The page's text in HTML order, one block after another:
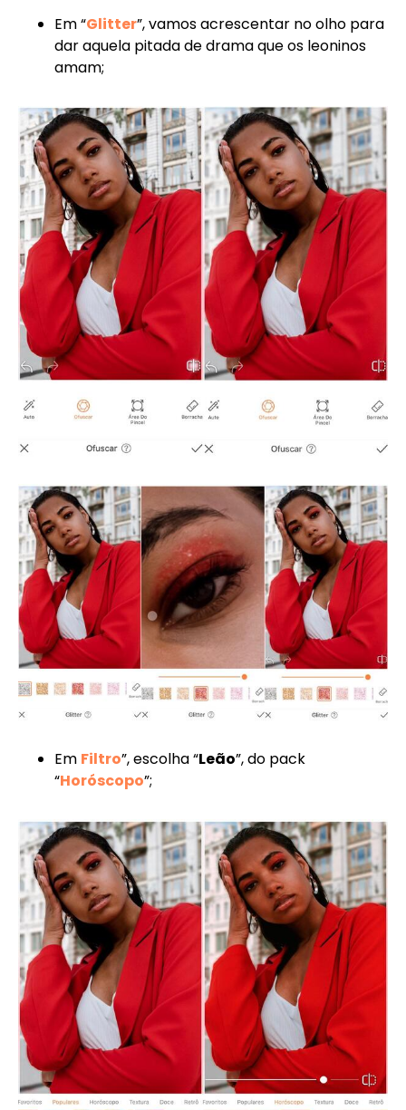
Em “Glitter”, vamos acrescentar no olho para
dar aquela pitada de drama que os leoninos
amam;
Em Filtro”, escolha “Leão”, do pack
“Horóscopo”;